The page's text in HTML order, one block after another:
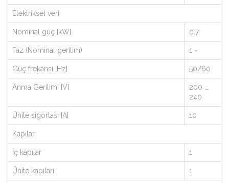
Elektriksel veri
Nominal güç [kW] 0.7
Faz (Nominal gerilim) 1 ~
Güç frekansı [Hz] 50/60
Anma Gerilimi [V]
200 …
240
Ünite sigortası [A] 10
Kapılar
İç kapılar 1
Ünite kapıları 1